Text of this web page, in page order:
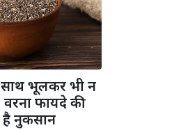
भूलकर भी न
फायदे की
नुकसान